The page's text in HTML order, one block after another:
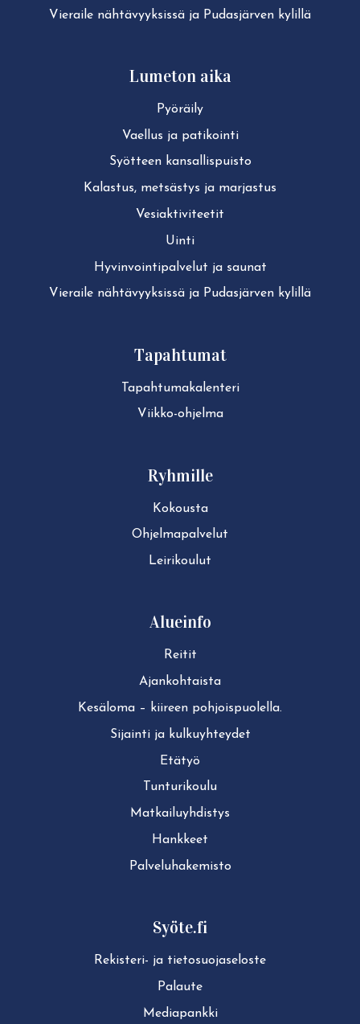
Vieraile näh­tä­vyyk­sis­sä ja Pudasjärven kylillä
Lumeton aika
Pyöräily
Vaellus ja patikointi
Syötteen kan­sal­lis­puis­to
Kalastus, metsästys ja marjastus
Ve­siak­ti­vi­tee­tit
Uinti
Hy­vin­voin­ti­pal­ve­lut ja saunat
Vieraile näh­tä­vyyk­sis­sä ja Pudasjärven kylillä
Tapahtumat
Ta­pah­tu­ma­ka­len­te­ri
Viikko-ohjelma
Ryhmille
Kokousta
Ohjelmapalvelut
Leirikoulut
Alueinfo
Reitit
Ajan­koh­tais­ta
Kesäloma – kiireen pohjoispuolella.
Sijainti ja kul­ku­yh­tey­det
Etätyö
Tun­tu­ri­kou­lu
Mat­kai­lu­yh­dis­tys
Hankkeet
Pal­ve­lu­ha­ke­mis­to
Syöte.fi
Rekisteri- ja tie­to­suo­ja­se­los­te
Palaute
Mediapankki